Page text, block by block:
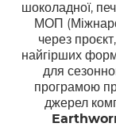
шоколадної,
МОП
через
найгірших форм
для
програмою
джерел